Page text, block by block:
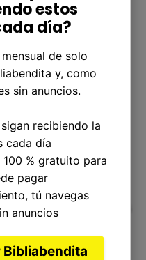
es específica de
A veces
abrumadores,
difíciles para
estos momentos, es
y pensar en el
nuestros objetivos
estos
día?
de solo
y, como
sin anuncios.
recibiendo la
cada día
% gratuito para
pagar
tú navegas
anuncios
Bibliabendita